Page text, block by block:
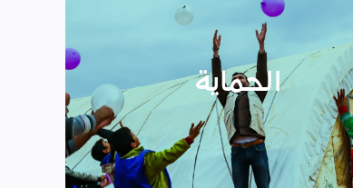
الحماية
الأسر المهمشة والتي ترأسها إناث
عبر تعزيز المساعدة الإنسانية التي
تراعي الأمور الخاصة بالنوع
الاجتماعي “الجنساني” مع التركيز
على أهمية حماية الطفل وإنشاء
مراكز لبناء القدرات والتوعية
الصحية والنفسية.